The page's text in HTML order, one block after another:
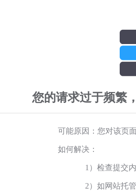
您的请求过于频繁
可能原因：您对该页
如何解决：
1）检查提交
2）如网站托